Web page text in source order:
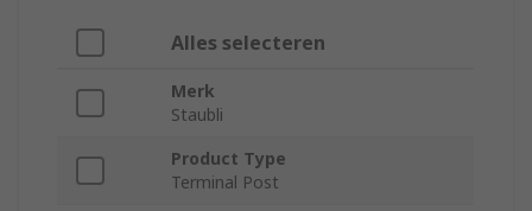
Alles selecteren
Merk
Staubli
Product Type
Terminal Post